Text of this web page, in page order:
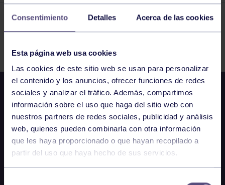
Consentimiento Detalles Acerca de las cookies
Esta página web usa cookies
Las cookies de este sitio web se usan para personalizar
el contenido y los anuncios, ofrecer funciones de redes
sociales y analizar el tráfico. Además, compartimos
información sobre el uso que haga del sitio web con
nuestros partners de redes sociales, publicidad y análisis
web, quienes pueden combinarla con otra información
que les haya proporcionado o que hayan recopilado a
partir del uso que haya hecho de sus servicios.